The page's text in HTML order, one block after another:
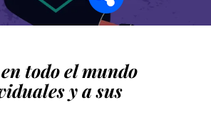
todo el mundo
y a sus